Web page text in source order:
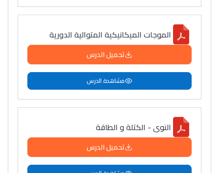
الموجات الميكانيكية المتوالية الدورية
تحميل الدرس
مشاهدة الدرس
النوى - الكتلة و الطاقة
تحميل الدرس